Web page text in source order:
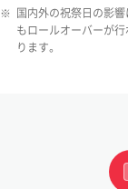
※
国内外の祝祭日の影
もロールオーバーが
ります。